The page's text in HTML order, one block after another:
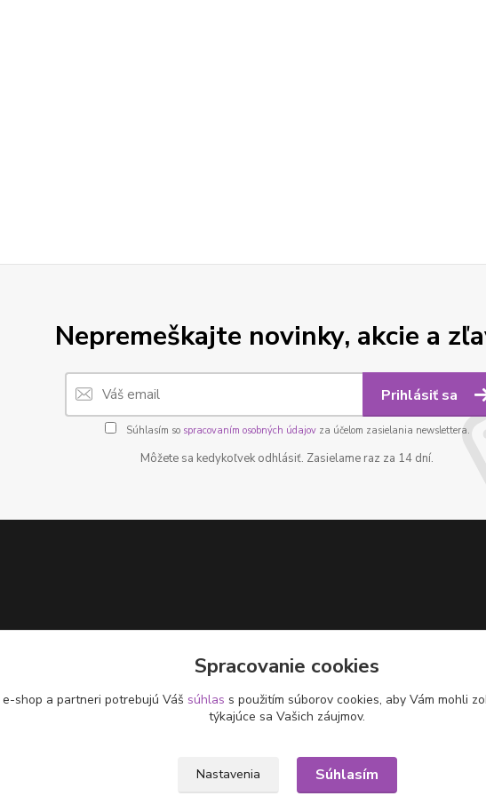
Nepremeškajte novinky, akcie a
Prihlásiť sa
Súhlasím so spracovaním osobných údajovza účelom zasielania newslettera.
Môžete sa kedykoľvek odhlásiť. Zasielame raz za 14 dní.
Spracovanie cookies
e-shop a partneri potrebujú Váš súhlas s použitím súborov cookies, aby Vám mohli
týkajúce sa Vašich záujmov.
Nastavenia Súhlasím